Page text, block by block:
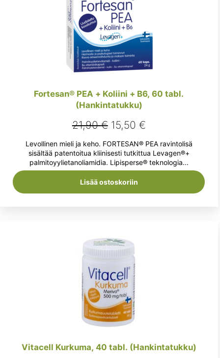
Fortesan® PEA + Koliini + B6, 60 tabl.
(Hankintatukku)
21,90€ Alkuperäinen
hinta
oli:
21,90 €.
15,50 €Nykyinen
hinta
on:
15,50 €.
Levollinen mieli ja keho. FORTESAN® PEA ravintolisä
sisältää patentoitua kliinisesti tutkittua Levagen®+
palmitoyylietanoliamidia. Lipisperse® teknologia...
Lisää ostoskoriin
Vitacell Kurkuma, 40 tabl. (Hankintatukku)